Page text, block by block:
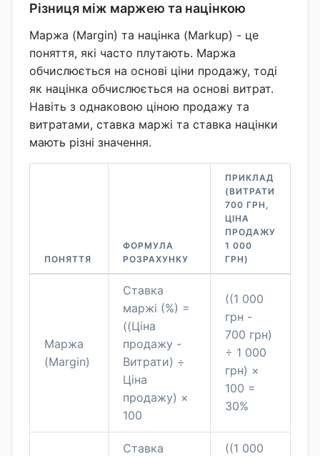
Різниця між маржею та націнкою
Маржа (Margin) та націнка (Markup) - це
поняття, які часто плутають. Маржа
обчислюється на основі ціни продажу, тоді
як націнка обчислюється на основі витрат.
Навіть з однаковою ціною продажу та
витратами, ставка маржі та ставка націнки
мають різні значення.
ПОНЯТТЯ
ФОРМУЛА
РОЗРАХУНКУ
ПРИКЛАД
(ВИТРАТИ
700 ГРН,
ЦІНА
ПРОДАЖУ
1 000
ГРН)
Маржа
(Margin)
Ставка
маржі (%) =
((Ціна
продажу -
Витрати) ÷
Ціна
продажу) ×
100
((1 000
грн -
700 грн)
÷ 1 000
грн) ×
100 =
30%
Ставка
((1 000